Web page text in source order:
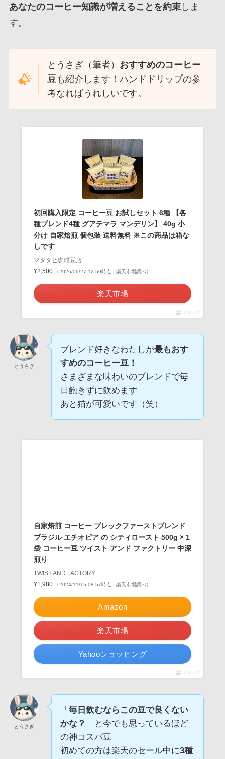
あなたのコーヒー知識が増えることを約束しま
す。
とうさぎ（筆者） おすすめのコーヒー
豆も紹介します！ハンドドリップの参
考なればうれしいです。
初回購入限定 コーヒー豆 お試しセット 6種 【各
種ブレンド4種 グアテマラ マンデリン】 40g 小
分け 自家焙煎 個包装 送料無料 ※この商品は箱な
しです
マタタビ珈琲豆店
¥2,500
（2026/06/27 12:59時点 | 楽天市場調べ）
楽天市場
ポチップ
とうさぎ
ブレンド好きなわたしが最もおす
すめのコーヒー豆！
さまざまな味わいのブレンドで毎
日飽きずに飲めます
あと猫が可愛いです（笑）
自家焙煎 コーヒー ブレックファーストブレンド
ブラジル エチオピア の シティロースト 500g × 1
袋 コーヒー豆 ツイスト アンド ファクトリー 中深
煎り
TWIST AND FACTORY
¥1,980
（2024/11/15 08:57時点 | 楽天市場調べ）
Amazon
楽天市場
Yahooショッピング
ポチップ
とうさぎ
「 毎日飲むならこの豆で良くない
かな？ 」と今でも思っているほど
の神コスパ豆
初めての方は楽天のセール中に3種